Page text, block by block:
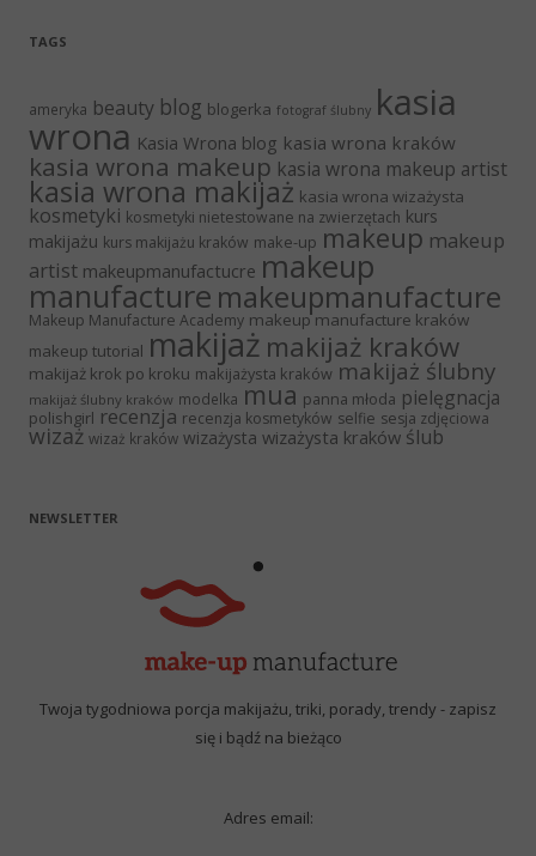
TAGS
ameryka beauty blog blogerka fotograf ślubny kasia
wrona Kasia Wrona blog kasia wrona kraków
kasia wrona makeup kasia wrona makeup artist
kasia wrona makijaż kasia wrona wizażysta
kosmetyki kosmetyki nietestowane na zwierzętach kurs
makijażu kurs makijażu kraków make-up makeup makeup
artist makeupmanufactucre makeup
manufacture makeupmanufacture
Makeup Manufacture Academy makeup manufacture kraków
makeup tutorial makijaż makijaż kraków
makijaż krok po kroku makijażysta kraków makijaż ślubny
makijaż ślubny kraków modelka mua panna młoda pielęgnacja
polishgirl recenzja recenzja kosmetyków selfie sesja zdjęciowa
wizaż wizaż kraków wizażysta wizażysta kraków ślub
NEWSLETTER
Twoja tygodniowa porcja makijażu, triki, porady, trendy - zapisz
się i bądź na bieżąco
Adres email: